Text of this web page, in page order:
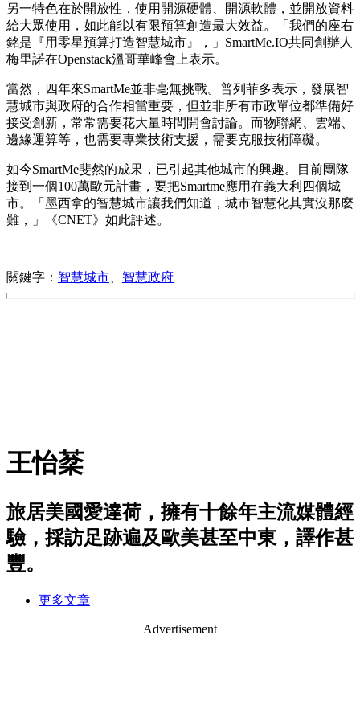
另一特色在於開放性，使用開源硬體、開源軟體，並開放資料
給大眾使用，如此能以有限預算創造最大效益。「我們的座右
銘是『用零星預算打造智慧城市』，」SmartMe.IO共同創辦人
梅里諾在Openstack溫哥華峰會上表示。
當然，四年來SmartMe並非毫無挑戰。普列菲多表示，發展智
慧城市與政府的合作相當重要，但並非所有市政單位都準備好
接受創新，常常需要花大量時間開會討論。而物聯網、雲端、
邊緣運算等，也需要專業技術支援，需要克服技術障礙。
如今SmartMe斐然的成果，已引起其他城市的興趣。目前團隊
接到一個100萬歐元計畫，要把Smartme應用在義大利四個城
市。「墨西拿的智慧城市讓我們知道，城市智慧化其實沒那麼
難，」《CNET》如此評述。
關鍵字： 智慧城市 智慧政府
王怡棻
旅居美國愛達荷，擁有十餘年主流媒體經
驗，採訪足跡遍及歐美甚至中東，譯作甚
豐。
更多文章
Advertisement